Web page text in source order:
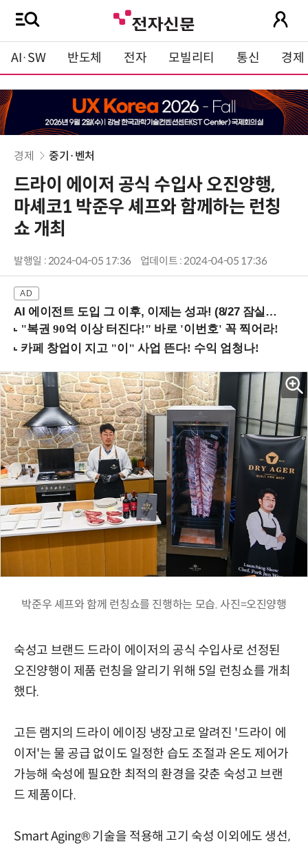
AI·SW 반도체 전자 모빌리티 통신 경제
경제 중기·벤처
드라이 에이저 공식 수입사 오진양행,
마셰코1 박준우 셰프와 함께하는 런칭
쇼 개최
발행일 : 2024-04-05 17:36 업데이트 : 2024-04-05 17:36
AI 에이전트 도입 그 이후, 이제는 성과! (8/27 잠실역)
박준우 셰프와 함께 런칭쇼를 진행하는 모습. 사진=오진양행
숙성고 브랜드 드라이 에이저의 공식 수입사로 선정된
오진양행이 제품 런칭을 알리기 위해 5일 런칭쇼를 개최
했다.
고든 램지의 드라이 에이징 냉장고로 알려진 '드라이 에
이저'는 물 공급 없이도 일정한 습도 조절과 온도 제어가
가능해 숙성에 필요한 최적의 환경을 갖춘 숙성고 브랜
드 제품이다.
Smart Aging® 기술을 적용해 고기 숙성 이외에도 생선,